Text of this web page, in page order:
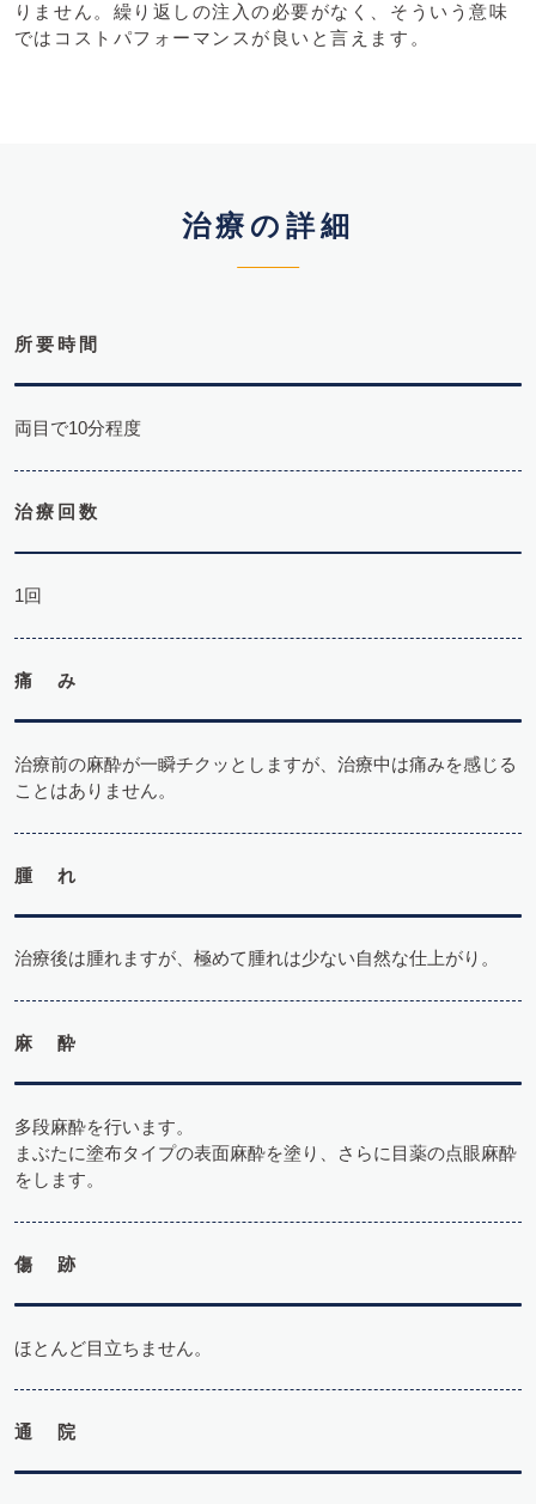
りません。繰り返しの注入の必要がなく、そういう意味
ではコストパフォーマンスが良いと言えます。
治療の詳細
所要時間
両目で10分程度
治療回数
1回
痛 み
治療前の麻酔が一瞬チクッとしますが、治療中は痛みを感じる
ことはありません。
腫 れ
治療後は腫れますが、極めて腫れは少ない自然な仕上がり。
麻 酔
多段麻酔を行います。
まぶたに塗布タイプの表面麻酔を塗り、さらに目薬の点眼麻酔
をします。
傷 跡
ほとんど目立ちません。
通 院